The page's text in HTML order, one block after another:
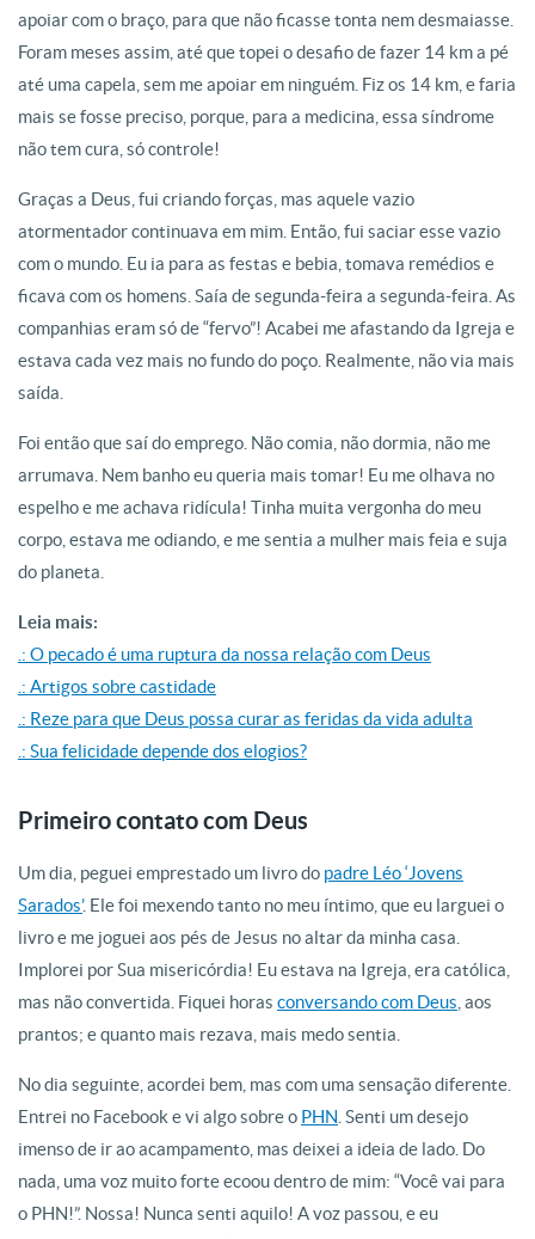
apoiar com o braço, para que não ficasse tonta nem desmaiasse.
Foram meses assim, até que topei o desafio de fazer 14 km a pé
até uma capela, sem me apoiar em ninguém. Fiz os 14 km, e faria
mais se fosse preciso, porque, para a medicina, essa síndrome
não tem cura, só controle!
Graças a Deus, fui criando forças, mas aquele vazio
atormentador continuava em mim. Então, fui saciar esse vazio
com o mundo. Eu ia para as festas e bebia, tomava remédios e
ficava com os homens. Saía de segunda-feira a segunda-feira. As
companhias eram só de “fervo”! Acabei me afastando da Igreja e
estava cada vez mais no fundo do poço. Realmente, não via mais
saída.
Foi então que saí do emprego. Não comia, não dormia, não me
arrumava. Nem banho eu queria mais tomar! Eu me olhava no
espelho e me achava ridícula! Tinha muita vergonha do meu
corpo, estava me odiando, e me sentia a mulher mais feia e suja
do planeta.
Leia mais:
.: O pecado é uma ruptura da nossa relação com Deus
.: Artigos sobre castidade
.: Reze para que Deus possa curar as feridas da vida adulta
.: Sua felicidade depende dos elogios?
Primeiro contato com Deus
Um dia, peguei emprestado um livro do padre Léo ‘Jovens
Sarados’. Ele foi mexendo tanto no meu íntimo, que eu larguei o
livro e me joguei aos pés de Jesus no altar da minha casa.
Implorei por Sua misericórdia! Eu estava na Igreja, era católica,
mas não convertida. Fiquei horas conversando com Deus , aos
prantos; e quanto mais rezava, mais medo sentia.
No dia seguinte, acordei bem, mas com uma sensação diferente.
Entrei no Facebook e vi algo sobre o PHN . Senti um desejo
imenso de ir ao acampamento, mas deixei a ideia de lado. Do
nada, uma voz muito forte ecoou dentro de mim: “Você vai para
o PHN!”. Nossa! Nunca senti aquilo! A voz passou, e eu